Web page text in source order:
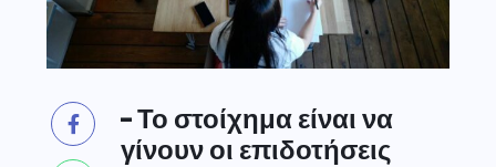
– Το στοίχημα είναι να
γίνουν οι επιδοτήσεις